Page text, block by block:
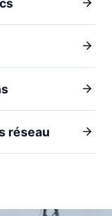
réseau